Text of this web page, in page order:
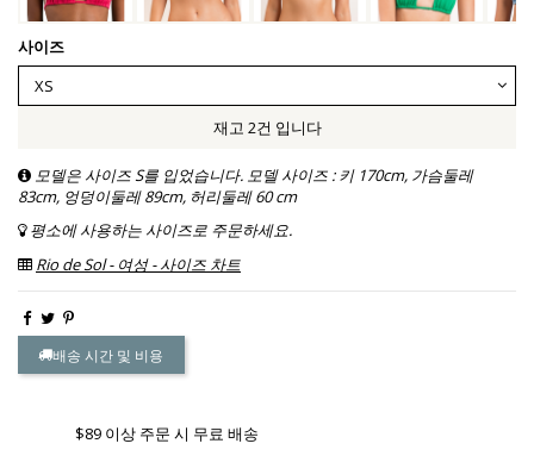
사이즈
재고 2건 입니다
모델은 사이즈 S를 입었습니다. 모델 사이즈 : 키 170cm, 가슴둘레
83cm, 엉덩이둘레 89cm, 허리둘레 60 cm
평소에 사용하는 사이즈로 주문하세요.
Rio de Sol - 여성 - 사이즈 차트
배송 시간 및 비용
$89 이상 주문 시 무료 배송